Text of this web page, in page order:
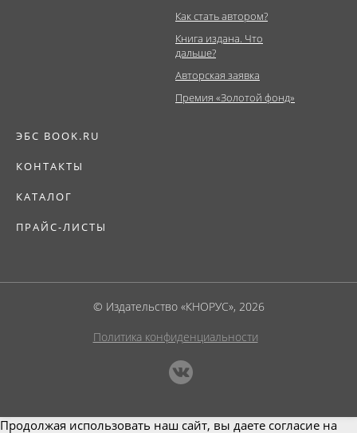
Как стать автором?
Книга издана. Что
дальше?
Авторская заявка
Премия «Золотой фонд»
ЭБС BOOK.RU
КОНТАКТЫ
КАТАЛОГ
ПРАЙС-ЛИСТЫ
© Издательство «КНОРУС», 2026
Политика конфиденциальности
Продолжая использовать наш сайт, вы даете согласие на